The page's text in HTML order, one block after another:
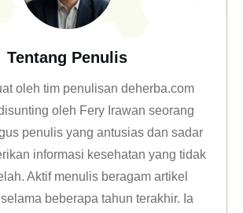
Tentang Penulis
oleh tim penulisan deherba.com
oleh Fery Irawan seorang
penulis yang antusias dan sadar
informasi kesehatan yang tidak
Aktif menulis beragam artikel
beberapa tahun terakhir. Ia